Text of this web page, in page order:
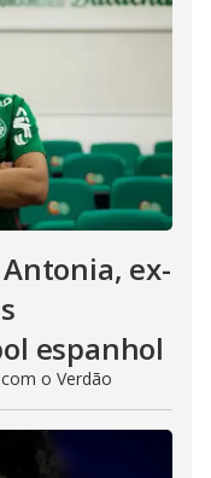
ex-
espanhol
o Verdão